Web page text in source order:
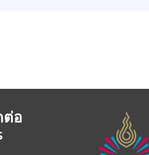
ต่อ